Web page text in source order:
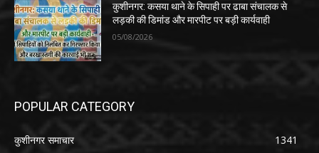
कुशीनगर: कसया थाने के सिपाही पर ढाबा संचालक से
लड़की की डिमांड और मारपीट पर बड़ी कार्यवाही
05/08/2026
POPULAR CATEGORY
कुशीनगर समाचार
1341